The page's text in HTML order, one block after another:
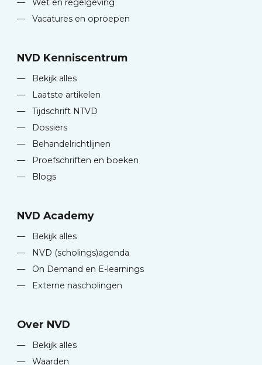
—
Wet en regelgeving
—
Vacatures en oproepen
NVD Kenniscentrum
—
Bekijk alles
—
Laatste artikelen
—
Tijdschrift NTVD
—
Dossiers
—
Behandelrichtlijnen
—
Proefschriften en boeken
—
Blogs
NVD Academy
—
Bekijk alles
—
NVD (scholings)agenda
—
On Demand en E-learnings
—
Externe nascholingen
Over NVD
—
Bekijk alles
—
Waarden